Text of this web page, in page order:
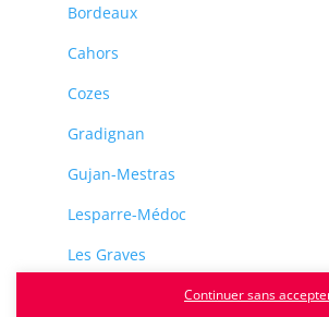
Bordeaux
Cahors
Cozes
Gradignan
Gujan-Mestras
Lesparre-Médoc
Les Graves
Continuer sans